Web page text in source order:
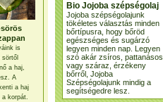
is
a haj,
A
a haj
korpát.
Bio Jojoba szépségolaj
Jojoba szépségolajunk
tökéletes választás minden
bőrtípusra, hogy bőröd
egészséges és sugárzó
legyen minden nap. Legyen
szó akár zsíros, pattanásos
vagy száraz, érzékeny
bőrről, Jojoba
Szépségolajunk mindig a
segítségedre lesz.